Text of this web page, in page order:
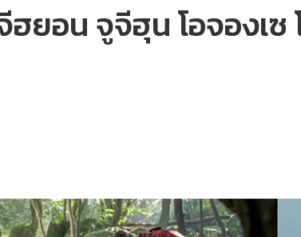
อน จูจีฮุน โอจองเซ